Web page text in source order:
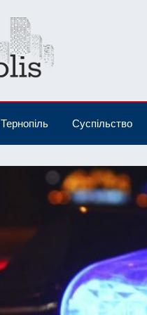
Тернопіль Суспільство